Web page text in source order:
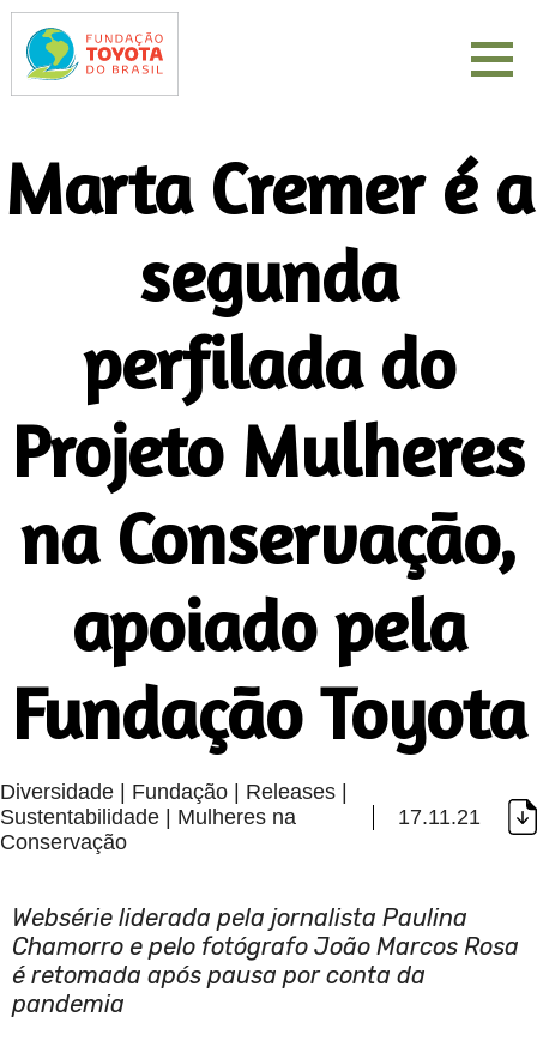
Marta Cremer é a
segunda
perfilada do
Projeto Mulheres
na Conservação,
apoiado pela
Fundação Toyota
Diversidade | Fundação | Releases |
Sustentabilidade | Mulheres na
Conservação
17.11.21
Websérie liderada pela jornalista Paulina
Chamorro e pelo fotógrafo João Marcos Rosa
é retomada após pausa por conta da
pandemia